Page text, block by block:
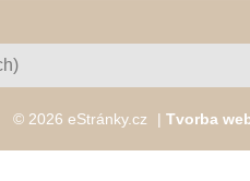
© 2026 eStránky.cz | Tvorba